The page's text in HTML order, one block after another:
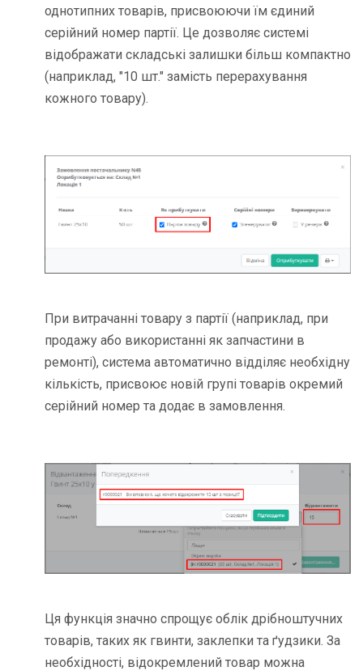
однотипних товарів, присвоюючи їм єдиний
серійний номер партії. Це дозволяє системі
відображати складські залишки більш компактно
(наприклад, "10 шт." замість перерахування
кожного товару).
При витрачанні товару з партії (наприклад, при
продажу або використанні як запчастини в
ремонті), система автоматично відділяє необхідну
кількість, присвоює новій групі товарів окремий
серійний номер та додає в замовлення.
Ця функція значно спрощує облік дрібноштучних
товарів, таких як гвинти, заклепки та ґудзики. За
необхідності, відокремлений товар можна